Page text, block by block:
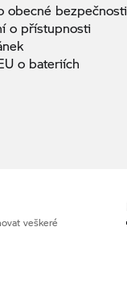
obecné bezpečnosti
o přístupnosti
o bateriích
veškeré